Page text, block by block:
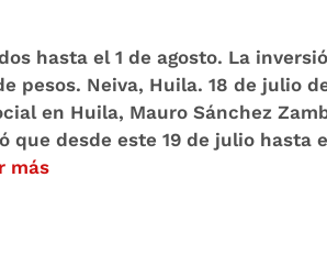
hasta el 1 de agosto. La
pesos. Neiva, Huila. 18 de julio
en Huila, Mauro Sánchez
que desde este 19 de julio hasta
más